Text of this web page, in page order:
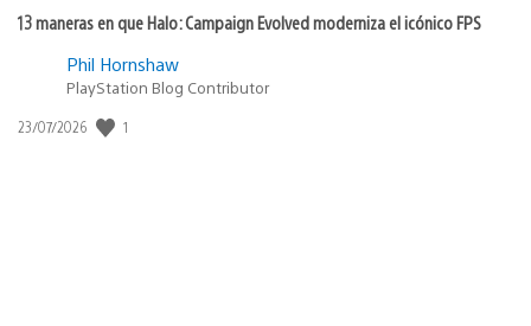
13 maneras en que Halo: Campaign Evolved moderniza el icónico FPS
Phil Hornshaw
PlayStation Blog Contributor
Fecha
23/07/2026 1